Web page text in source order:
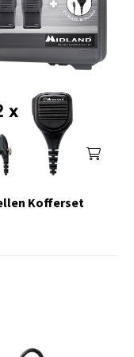
Kofferset